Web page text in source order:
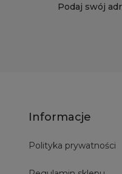
Podaj swój
Informacje
Polityka prywatności